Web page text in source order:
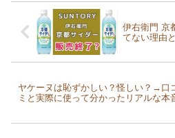
伊右衛門 京
てない理由
ヤケーヌは恥ずかしい？怪しい？→口
ミと実際に使って分かったリアルな本